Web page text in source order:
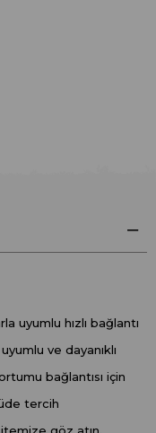
uyumlu hızlı bağlantı
ve dayanıklı
bağlantısı için
tercih
göz atın.